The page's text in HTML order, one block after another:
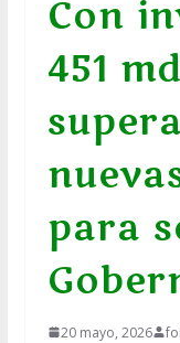
Con
451
para
20 mayo, 2026